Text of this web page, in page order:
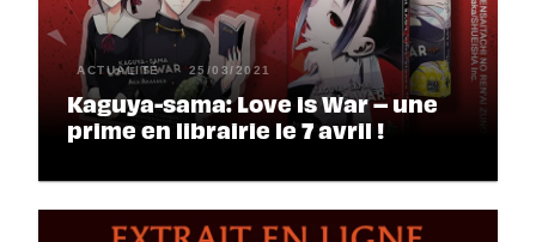
ACTUALITÉ 25/03/2021
Kaguya-sama: Love is War – une
prime en librairie le 7 avril !